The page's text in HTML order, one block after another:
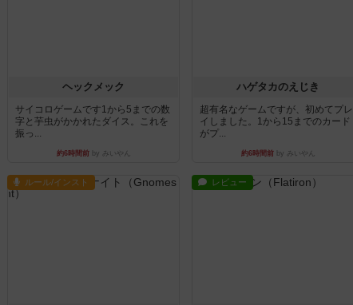
ヘックメック
サイコロゲームです1から5までの数
字と芋虫がかかれたダイス。これを
振っ...
約6時間前by みいやん
ハゲタカのえじき
超有名なゲームですが、初めてプレ
イしました。1から15までのカード
がプ...
約6時間前by みいやん
ルール/インスト レビュー